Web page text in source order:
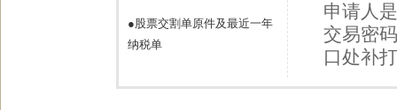
●股票交割单原件及最近一年
纳税单
申请人
交易密
口处补